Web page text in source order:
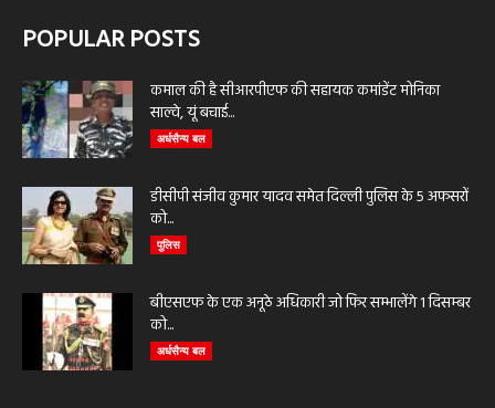
POPULAR POSTS
कमाल की है सीआरपीएफ की सहायक कमांडेंट मोनिका
साल्वे, यूं बचाई...
अर्धसैन्य बल
डीसीपी संजीव कुमार यादव समेत दिल्ली पुलिस के 5 अफसरों
को...
पुलिस
बीएसएफ के एक अनूठे अधिकारी जो फिर सम्भालेंगे 1 दिसम्बर
को...
अर्धसैन्य बल